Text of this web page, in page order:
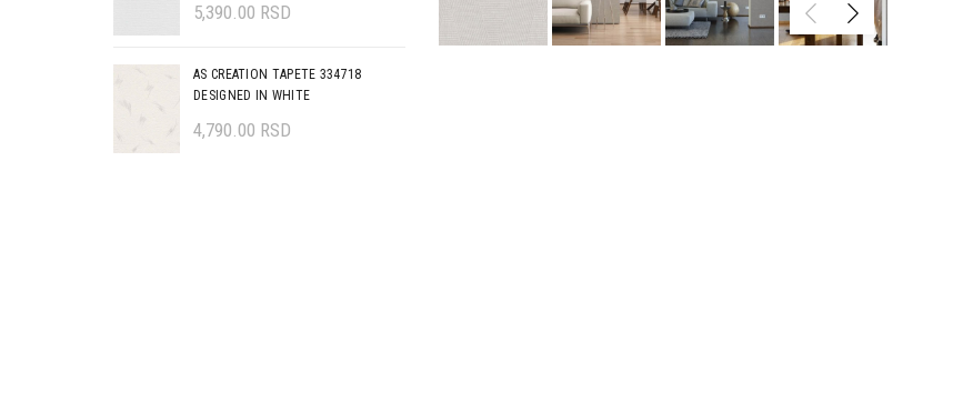
5,390.00 RSD
AS CREATION TAPETE 334718
DESIGNED IN WHITE
4,790.00 RSD